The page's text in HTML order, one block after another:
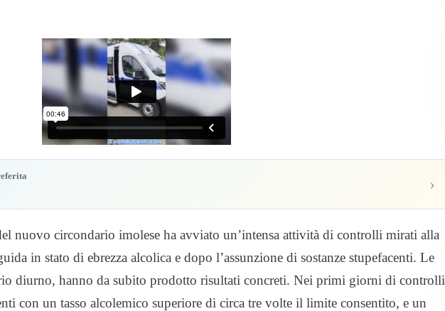
›
nuovo circondario imolese ha avviato un’intensa attività di controlli mirati alla
in stato di ebrezza alcolica e dopo l’assunzione di sostanze stupefacenti. Le
diurno, hanno da subito prodotto risultati concreti. Nei primi giorni di controlli
con un tasso alcolemico superiore di circa tre volte il limite consentito, e un